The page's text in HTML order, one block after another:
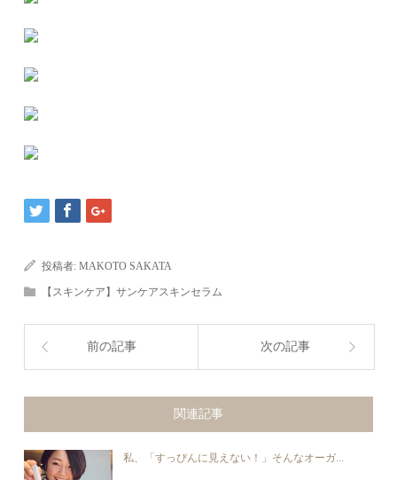
投稿者:MAKOTO SAKATA
【スキンケア】サンケアスキンセラム
前の記事 次の記事
関連記事
私、「すっぴんに見えない！」そんなオーガ...